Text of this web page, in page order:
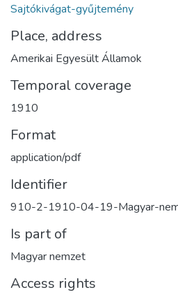
Sajtókivágat-gyűjtemény
Place, address
Amerikai Egyesült Államok
Temporal coverage
1910
Format
application/pdf
Identifier
910-2-1910-04-19-Magyar-
Is part of
Magyar nemzet
Access rights